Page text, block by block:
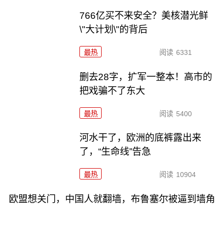
766亿买不来安全？美核潜光鲜
\"大计划\"的背后
最热 阅读 6331
删去28字，扩军一整本！高市的
把戏骗不了东大
最热 阅读 5400
河水干了，欧洲的底裤露出来
了，“生命线”告急
最热 阅读 10904
欧盟想关门，中国人就翻墙，布鲁塞尔被逼到墙角